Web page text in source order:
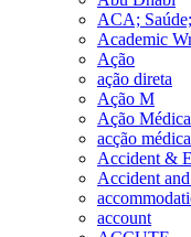
ACA;
Academic
Ação
ação direta
Ação M
Ação Médica
acção médica
Accident &
Accident
account